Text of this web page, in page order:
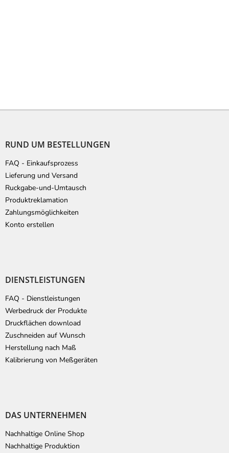
RUND UM BESTELLUNGEN
FAQ - Einkaufsprozess
Lieferung und Versand
Ruckgabe-und-Umtausch
Produktreklamation
Zahlungsmöglichkeiten
Konto erstellen
DIENSTLEISTUNGEN
FAQ - Dienstleistungen
Werbedruck der Produkte
Druckflächen download
Zuschneiden auf Wunsch
Herstellung nach Maß
Kalibrierung von Meßgeräten
DAS UNTERNEHMEN
Nachhaltige Online Shop
Nachhaltige Produktion